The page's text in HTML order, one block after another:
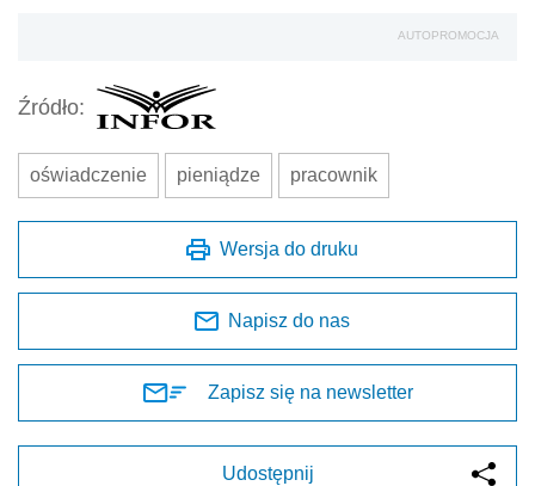
AUTOPROMOCJA
Źródło:
oświadczenie pieniądze pracownik
Wersja do druku
Napisz do nas
Zapisz się na newsletter
Udostępnij